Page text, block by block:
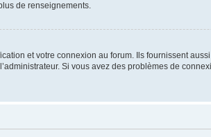
de renseignements.
et votre connexion au forum. Ils fournissent
Si vous avez des problèmes de